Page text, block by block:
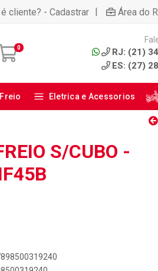
cliente? - Cadastrar | Área do
0
RJ: (21)
ES: (27)
Freio Eletrica e Acessorios
S/CUBO -